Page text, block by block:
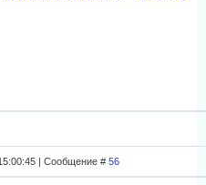
| Сообщение # 56